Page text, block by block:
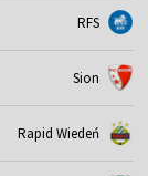
RFS
Sion
Rapid Wiedeń